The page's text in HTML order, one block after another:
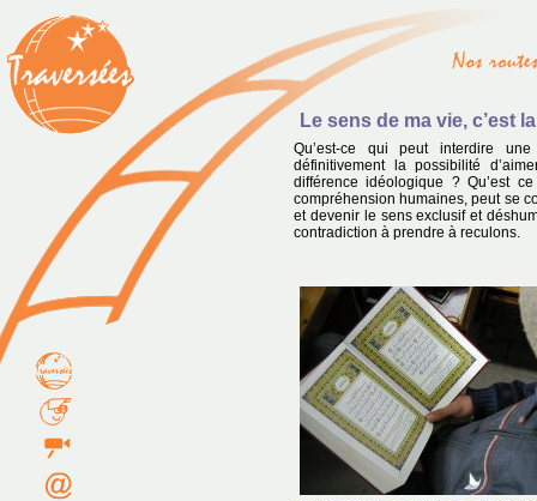
Le sens de ma vie, c’est
Qu’est-ce qui peut interdire
définitivement la possibilité
différence idéologique ? Qu’est
compréhension humaines, peut se
et devenir le sens exclusif et
contradiction à prendre à reculons.